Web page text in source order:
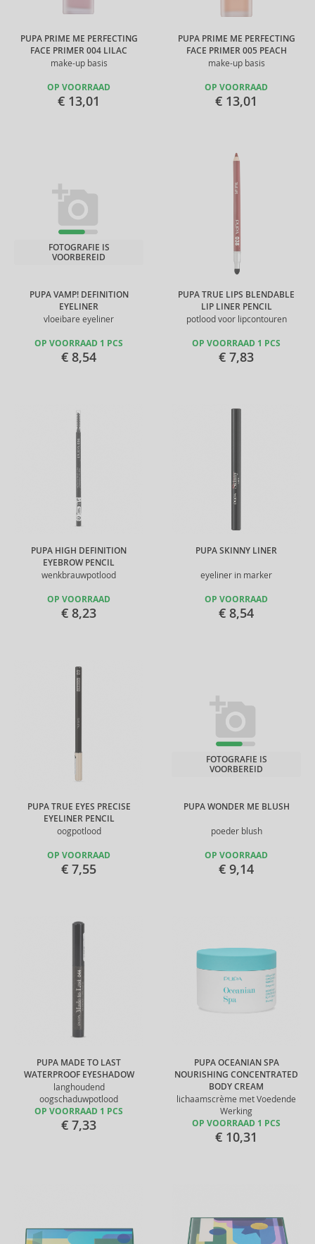
PUPA PRIME ME PERFECTING
FACE PRIMER 004 LILAC
make-up basis
OP VOORRAAD
€ 13,01
PUPA PRIME ME PERFECTING
FACE PRIMER 005 PEACH
make-up basis
OP VOORRAAD
€ 13,01
PUPA VAMP! DEFINITION
EYELINER
vloeibare eyeliner
FOTOGRAFIE IS
VOORBEREID
OP VOORRAAD 1 PCS
€ 8,54
PUPA TRUE LIPS BLENDABLE
LIP LINER PENCIL
potlood voor lipcontouren
OP VOORRAAD 1 PCS
€ 7,83
PUPA HIGH DEFINITION
EYEBROW PENCIL
wenkbrauwpotlood
OP VOORRAAD
€ 8,23
PUPA SKINNY LINER
eyeliner in marker
OP VOORRAAD
€ 8,54
PUPA TRUE EYES PRECISE
EYELINER PENCIL
oogpotlood
OP VOORRAAD
€ 7,55
PUPA WONDER ME BLUSH
poeder blush
FOTOGRAFIE IS
VOORBEREID
OP VOORRAAD
€ 9,14
PUPA MADE TO LAST
WATERPROOF EYESHADOW
langhoudend
oogschaduwpotlood
OP VOORRAAD 1 PCS
€ 7,33
PUPA OCEANIAN SPA
NOURISHING CONCENTRATED
BODY CREAM
lichaamscrème met Voedende
Werking
OP VOORRAAD 1 PCS
€ 10,31